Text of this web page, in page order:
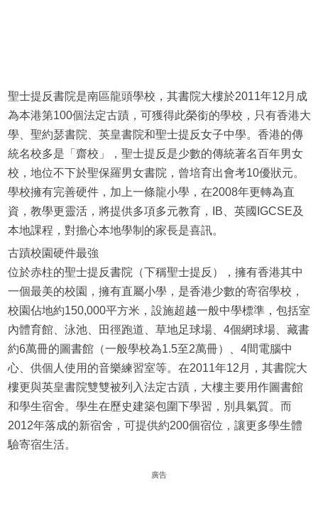
聖士提反書院是南區龍頭學校，其書院大樓於2011年12月成
為本港第100個法定古蹟，可獲得此榮銜的學校，只有香港大
學、聖約瑟書院、英皇書院和聖士提反女子中學。香港的傳
統名校多是「齋校」，聖士提反是少數的傳統著名百年男女
校，地位不下於聖保羅男女書院，曾培育出會考10優狀元。
學校擁有完善硬件，加上一條龍小學，在2008年更轉為直
資，教學更靈活，將提供多項多元教育，IB、英國IGCSE及
本地課程，對擔心本地學制的家長是喜訊。
古蹟校園硬件最強
位於赤柱的聖士提反書院（下稱聖士提反），擁有香港其中
一個最美的校園，擁有直屬小學，是香港少數的寄宿學校，
校園佔地約150,000平方米，設施超越一般中學標準，包括室
內體育館、泳池、田徑跑道、草地足球場、4個網球場、藏書
約6萬冊的圖書館（一般學校為1.5至2萬冊）、4間電腦中
心、供個人使用的音樂練習室等。在2011年12月，其書院大
樓更與英皇書院雙雙被列入法定古蹟，大樓主要用作圖書館
和學生宿舍。學生在歷史建築包圍下學習，別具氣質。而
2012年落成的新宿舍，可提供約200個宿位，讓更多學生體
驗寄宿生活。
廣告